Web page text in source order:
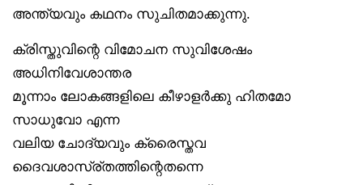
അന്ത്യവും കഥനം സുചിതമാക്കുന്നു.
ക്രിസ്തുവിന്റെ വിമോചന സുവിശേഷം
അധിനിവേശാന്തര
മൂന്നാം ലോകങ്ങളിലെ കീഴാളർക്കു ഹിതമോ
സാധുവോ എന്ന
വലിയ ചോദ്യവും ക്രൈസ്തവ
ദൈവശാസ്ര്തത്തിന്റെതന്നെ